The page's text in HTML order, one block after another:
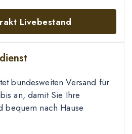
Livebestand
bundesweiten Versand für
an, damit Sie Ihre
bequem nach Hause